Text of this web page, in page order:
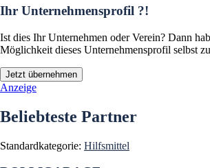
Ihr Unternehmensprofil ?!
Ist dies Ihr Unternehmen oder Verein? Dann
Möglichkeit dieses Unternehmensprofil selbst
Jetzt übernehmen
Anzeige
Beliebteste Partner
Standardkategorie: Hilfsmittel